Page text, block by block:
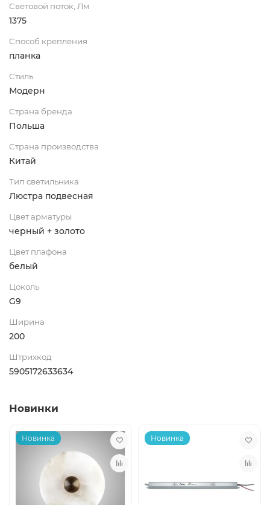
Световой поток, Лм
1375
Способ крепления
планка
Стиль
Модерн
Страна бренда
Польша
Страна производства
Китай
Тип светильника
Люстра подвесная
Цвет арматуры
черный + золото
Цвет плафона
белый
Цоколь
G9
Ширина
200
Штрихкод
5905172633634
Новинки
Новинка Новинка